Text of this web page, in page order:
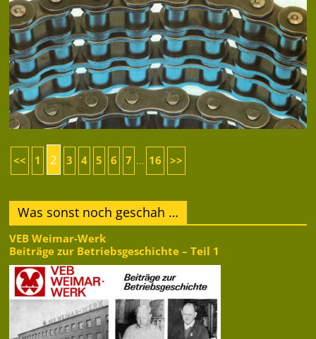
<< 1 2 3 4 5 6 7 ... 16 >>
Was sonst noch geschah …
VEB Weimar-Werk
Beiträge zur Betriebsgeschichte – Teil 1